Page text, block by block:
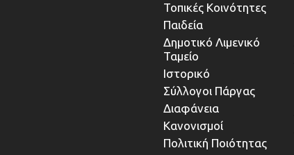
Τοπικές Κοινότητες
Παιδεία
Δημοτικό Λιμενικό
Ταμείο
Ιστορικό
Σύλλογοι Πάργας
Διαφάνεια
Κανονισμοί
Πολιτική Ποιότητας